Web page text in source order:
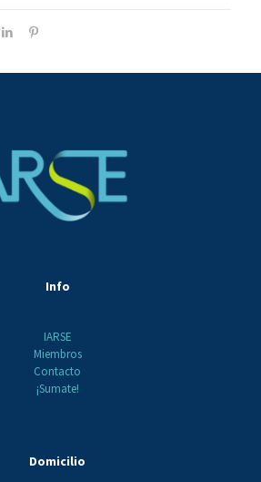
Info
IARSE
Miembros
Contacto
¡Sumate!
Domicilio